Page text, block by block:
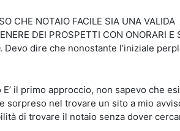
CHE NOTAIO FACILE SIA UNA VALIDA
DEI PROSPETTI CON ONORARI E
Devo dire che nonostante l’iniziale
il primo approccio, non sapevo che
nel trovare un sito a mio
di trovare il notaio senza dover